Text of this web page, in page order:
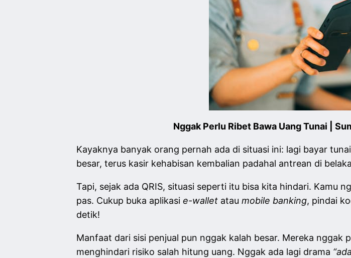
Nggak Perlu Ribet Bawa Uang Tunai |
Kayaknya banyak orang pernah ada di situasi ini: lagi bayar
besar, terus kasir kehabisan kembalian padahal antrean di
Tapi, sejak ada QRIS, situasi seperti itu bisa kita hindari. Kamu
pas. Cukup buka aplikasi e-wallet atau mobile banking, pindai
detik!
Manfaat dari sisi penjual pun nggak kalah besar. Mereka nggak
menghindari risiko salah hitung uang. Nggak ada lagi drama